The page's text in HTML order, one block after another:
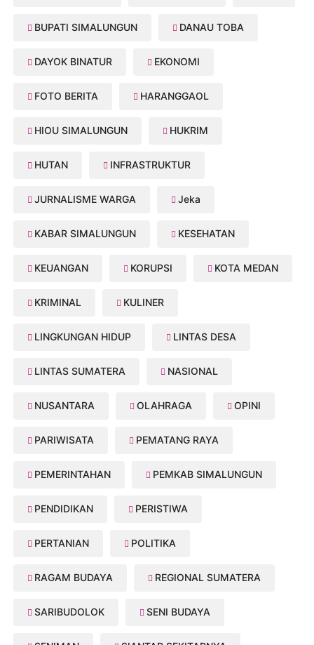
BUPATI SIMALUNGUN DANAU TOBA
DAYOK BINATUR EKONOMI
FOTO BERITA HARANGGAOL
HIOU SIMALUNGUN HUKRIM
HUTAN INFRASTRUKTUR
JURNALISME WARGA Jeka
KABAR SIMALUNGUN KESEHATAN
KEUANGAN KORUPSI KOTA MEDAN
KRIMINAL KULINER
LINGKUNGAN HIDUP LINTAS DESA
LINTAS SUMATERA NASIONAL
NUSANTARA OLAHRAGA OPINI
PARIWISATA PEMATANG RAYA
PEMERINTAHAN PEMKAB SIMALUNGUN
PENDIDIKAN PERISTIWA
PERTANIAN POLITIKA
RAGAM BUDAYA REGIONAL SUMATERA
SARIBUDOLOK SENI BUDAYA